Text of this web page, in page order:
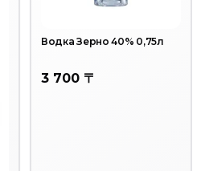
Водка Зерно 40% 0,75л
3 700 〒